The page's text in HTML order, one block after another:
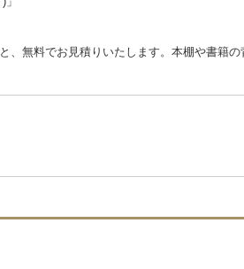
、無料でお見積りいたします。本棚や書籍